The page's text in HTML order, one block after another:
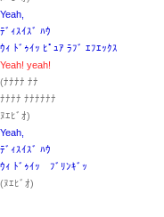
Yeah,
ﾃﾞｨｽｲｽﾞ ﾊｳ
ｳｨ ﾄﾞｩｲｯ ﾋﾟｭｱ ﾗﾌﾞ ｴﾌｴｯｸｽ
Yeah! yeah!
(ﾅﾅﾅﾅ ﾅﾅ
ﾅﾅﾅﾅ ﾅﾅﾅﾅﾅﾅ
ﾇｴﾋﾞｵ)
Yeah,
ﾃﾞｨｽｲｽﾞ ﾊｳ
ｳｨ ﾄﾞｩｲｯ ﾌﾞﾘﾝｷﾞｯ
(ﾇｴﾋﾞｵ)